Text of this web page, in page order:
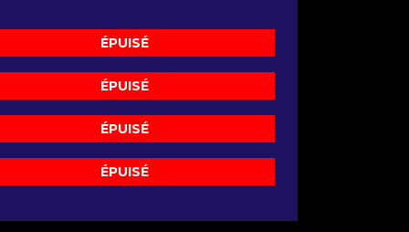
ÉPUISÉ
ÉPUISÉ
ÉPUISÉ
ÉPUISÉ